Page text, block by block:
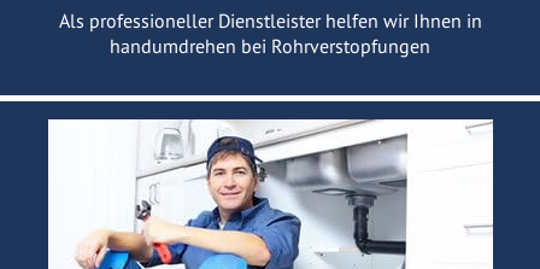
Als professioneller Dienstleister helfen wir Ihnen in
handumdrehen bei Rohrverstopfungen